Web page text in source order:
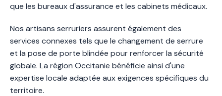
que les bureaux d'assurance et les cabinets médicaux.
Nos artisans serruriers assurent également des
services connexes tels que le changement de serrure
et la pose de porte blindée pour renforcer la sécurité
globale. La région Occitanie bénéficie ainsi d'une
expertise locale adaptée aux exigences spécifiques du
territoire.